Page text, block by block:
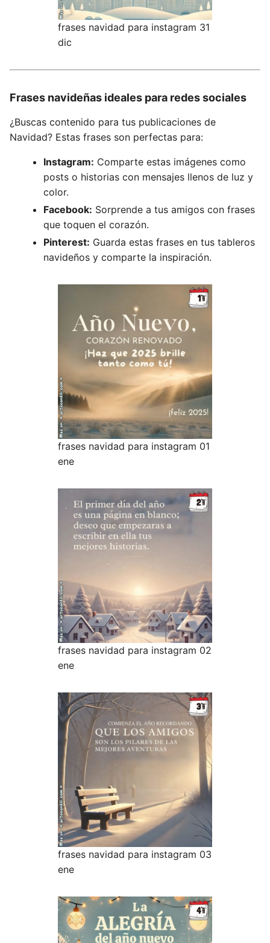
frases navidad para instagram 31
dic
Frases navideñas ideales para redes sociales
¿Buscas contenido para tus publicaciones de
Navidad? Estas frases son perfectas para:
Instagram: Comparte estas imágenes como
posts o historias con mensajes llenos de luz y
color.
Facebook: Sorprende a tus amigos con frases
que toquen el corazón.
Pinterest: Guarda estas frases en tus tableros
navideños y comparte la inspiración.
frases navidad para instagram 01
ene
frases navidad para instagram 02
ene
frases navidad para instagram 03
ene